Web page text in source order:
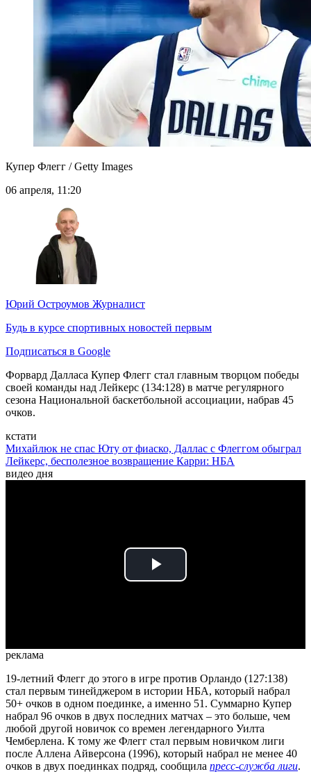
Купер Флегг / Getty Images
06 апреля, 11:20
Юрий Остроумов Журналист
Будь в курсе спортивных новостей первым
Подписаться в Google
Форвард Далласа Купер Флегг стал главным творцом победы
своей команды над Лейкерс (134:128) в матче регулярного
сезона Национальной баскетбольной ассоциации, набрав 45
очков.
кстати
Михайлюк не спас Юту от фиаско, Даллас с Флеггом обыграл
Лейкерс, бесполезное возвращение Карри: НБА
видео дня
Play
реклама
19-летний Флегг до этого в игре против Орландо (127:138)
стал первым тинейджером в истории НБА, который набрал
50+ очков в одном поединке, а именно 51. Суммарно Купер
набрал 96 очков в двух последних матчах – это больше, чем
любой другой новичок со времен легендарного Уилта
Чемберлена. К тому же Флегг стал первым новичком лиги
после Аллена Айверсона (1996), который набрал не менее 40
очков в двух поединках подряд, сообщила пресс-служба лиги.